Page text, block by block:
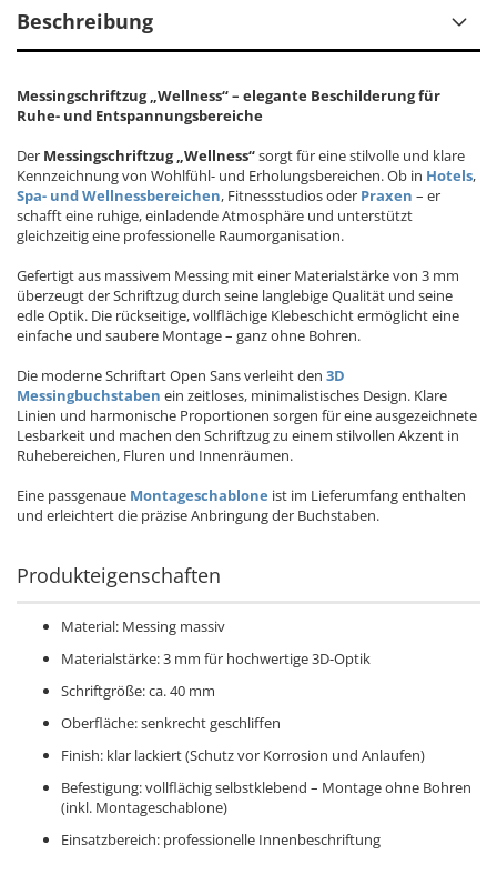
Beschreibung
Messingschriftzug „Wellness“ – elegante Beschilderung für
Ruhe- und Entspannungsbereiche
Der Messingschriftzug „Wellness“sorgt für eine stilvolle und klare
Kennzeichnung von Wohlfühl- und Erholungsbereichen. Ob in Hotels,
Spa- und Wellnessbereichen, Fitnessstudios oder Praxen – er
schafft eine ruhige, einladende Atmosphäre und unterstützt
gleichzeitig eine professionelle Raumorganisation.
Gefertigt aus massivem Messing mit einer Materialstärke von 3 mm
überzeugt der Schriftzug durch seine langlebige Qualität und seine
edle Optik. Die rückseitige, vollflächige Klebeschicht ermöglicht eine
einfache und saubere Montage – ganz ohne Bohren.
Die moderne Schriftart Open Sans verleiht den 3D
Messingbuchstaben ein zeitloses, minimalistisches Design. Klare
Linien und harmonische Proportionen sorgen für eine ausgezeichnete
Lesbarkeit und machen den Schriftzug zu einem stilvollen Akzent in
Ruhebereichen, Fluren und Innenräumen.
Eine passgenaue Montageschablone ist im Lieferumfang enthalten
und erleichtert die präzise Anbringung der Buchstaben.
Produkteigenschaften
Material: Messing massiv
Materialstärke: 3 mm für hochwertige 3D-Optik
Schriftgröße: ca. 40 mm
Oberfläche: senkrecht geschliffen
Finish: klar lackiert (Schutz vor Korrosion und Anlaufen)
Befestigung: vollflächig selbstklebend – Montage ohne Bohren
(inkl. Montageschablone)
Einsatzbereich: professionelle Innenbeschriftung